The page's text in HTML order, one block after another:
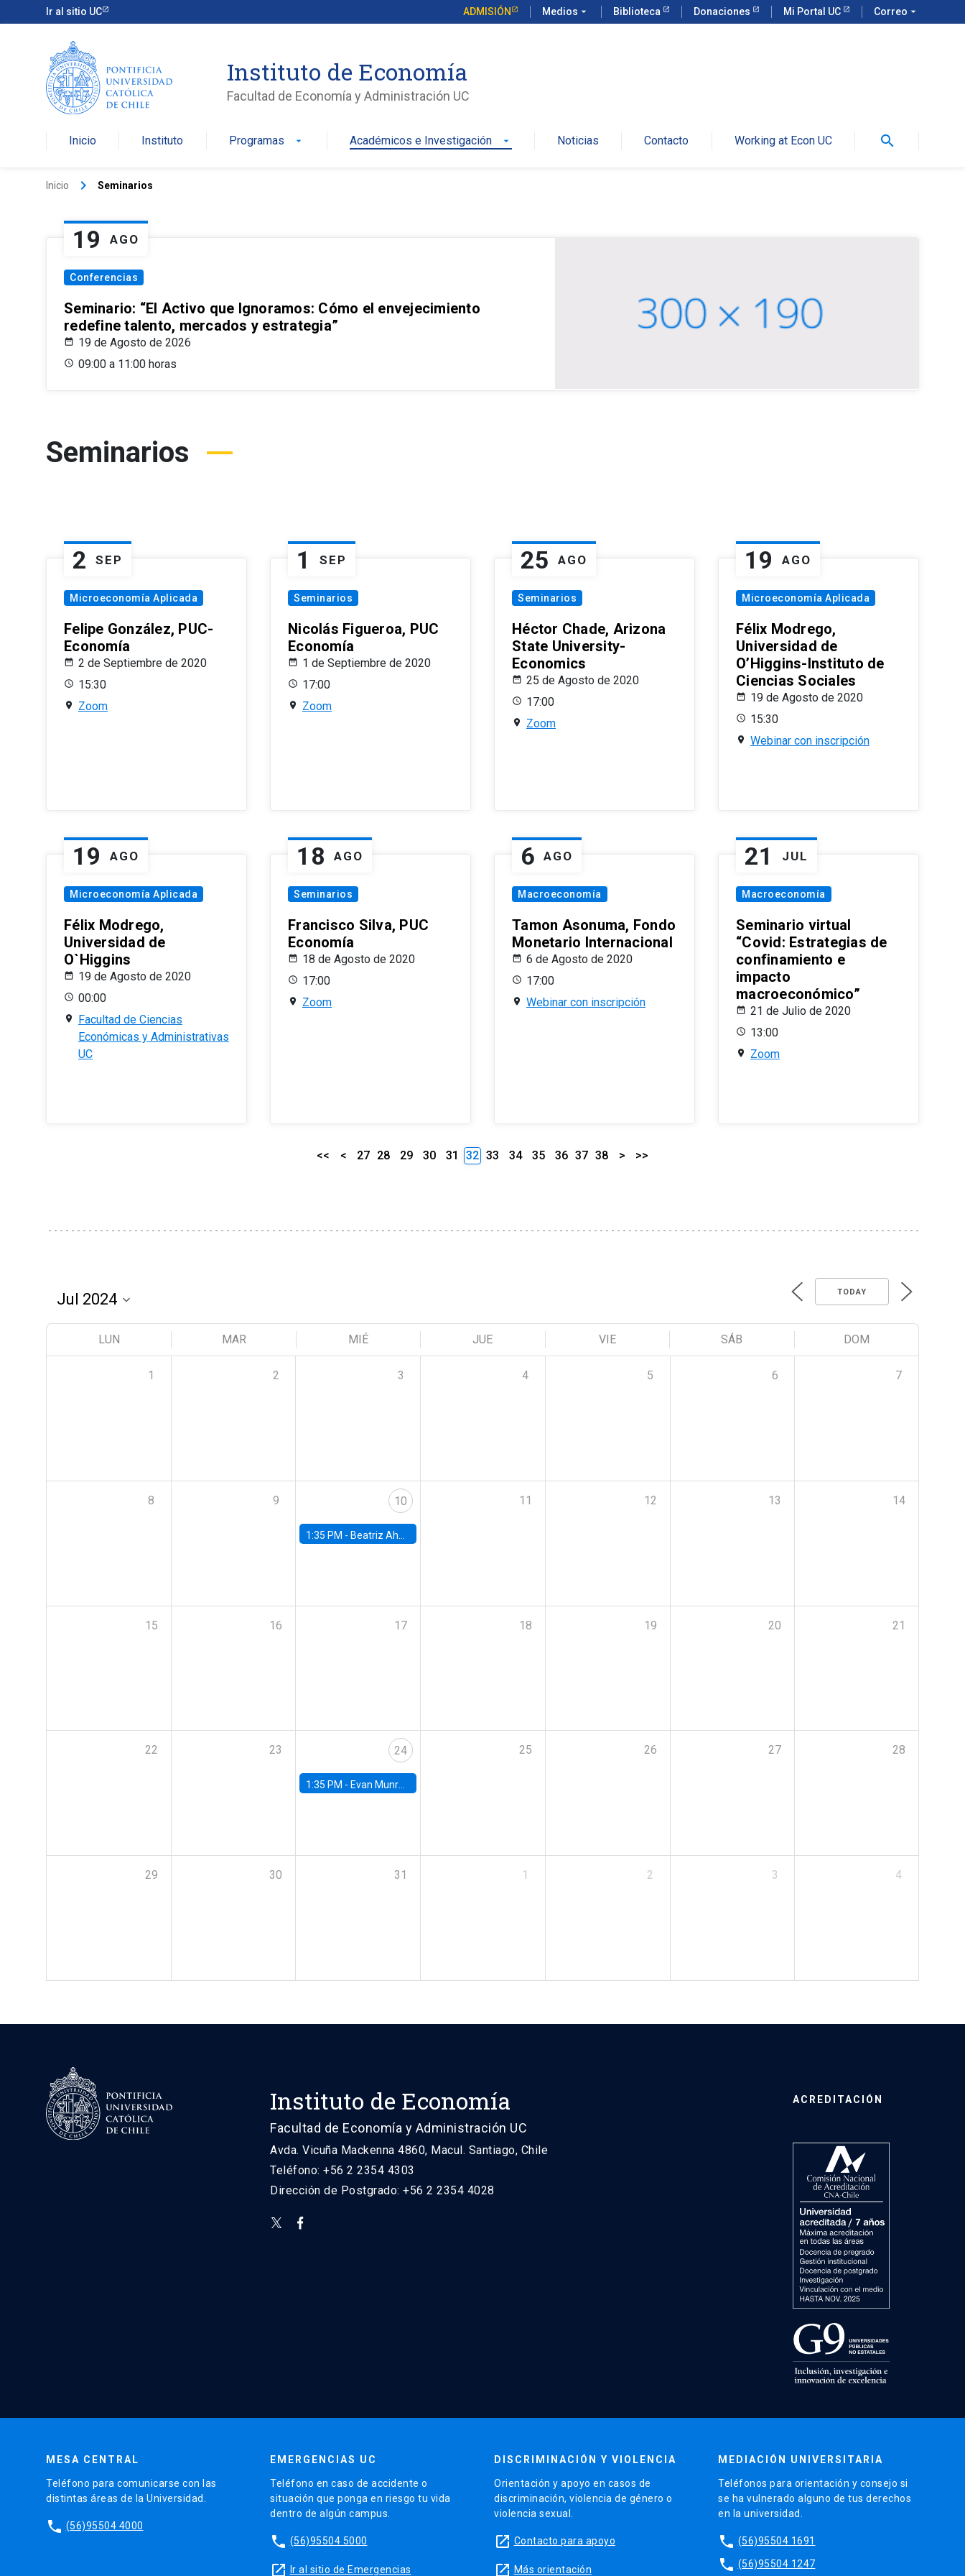
Ir al sitio UC ADMISIÓN Medios arrow_drop_down Biblioteca Donaciones Mi Portal UC Correo arrow_drop_down
Instituto de Economía
Facultad de Economía y Administración UC
Inicio Instituto Programas arrow_drop_down Académicos e Investigación arrow_drop_down Noticias Contacto Working at Econ UC search
Inicio keyboard_arrow_right Seminarios
19 AGO
Conferencias
Seminario: “El Activo que Ignoramos: Cómo el envejecimiento
redefine talento, mercados y estrategia”
19 de Agosto de 2026
09:00 a 11:00 horas
Seminarios
2 SEP
Microeconomía Aplicada
Felipe González, PUC-
Economía
2 de Septiembre de 2020
15:30
Zoom
1 SEP
Seminarios
Nicolás Figueroa, PUC
Economía
1 de Septiembre de 2020
17:00
Zoom
25 AGO
Seminarios
Héctor Chade, Arizona
State University-
Economics
25 de Agosto de 2020
17:00
Zoom
19 AGO
Microeconomía Aplicada
Félix Modrego,
Universidad de
O’Higgins-Instituto de
Ciencias Sociales
19 de Agosto de 2020
15:30
Webinar con inscripción
19 AGO
Microeconomía Aplicada
Félix Modrego,
Universidad de
O`Higgins
19 de Agosto de 2020
00:00
Facultad de Ciencias
Económicas y Administrativas
UC
18 AGO
Seminarios
Francisco Silva, PUC
Economía
18 de Agosto de 2020
17:00
Zoom
6 AGO
Macroeconomía
Tamon Asonuma, Fondo
Monetario Internacional
6 de Agosto de 2020
17:00
Webinar con inscripción
21 JUL
Macroeconomía
Seminario virtual
“Covid: Estrategias de
confinamiento e
impacto
macroeconómico”
21 de Julio de 2020
13:00
Zoom
<< < 27 28 29 30 31 32 33 34 35 36 37 38 > >>
TODAY
LUN MAR MIÉ JUE VIE SÁB DOM
1 2 3 4 5 6 7
8 9 10
1:35 PM - Beatriz Ahumada, PhD candidate, Universidad de Pittsburgh
11 12 13 14
15 16 17 18 19 20 21
22 23 24
1:35 PM - Evan Munro, Neyman Visiting Assistant Professor in the Department of Statistics at UC Berkeley
25 26 27 28
29 30 31 1 2 3 4
Instituto de Economía
Facultad de Economía y Administración UC
Avda. Vicuña Mackenna 4860, Macul. Santiago, Chile
Teléfono: +56 2 2354 4303
Dirección de Postgrado: +56 2 2354 4028
ACREDITACIÓN
MESA CENTRAL
Teléfono para comunicarse con las
distintas áreas de la Universidad.
phone (56)95504 4000
EMERGENCIAS UC
Teléfono en caso de accidente o
situación que ponga en riesgo tu vida
dentro de algún campus.
phone (56)95504 5000
launch Ir al sitio de Emergencias
DISCRIMINACIÓN Y VIOLENCIA
Orientación y apoyo en casos de
discriminación, violencia de género o
violencia sexual.
launch Contacto para apoyo
launch Más orientación
MEDIACIÓN UNIVERSITARIA
Teléfonos para orientación y consejo si
se ha vulnerado alguno de tus derechos
en la universidad.
phone (56)95504 1691
phone (56)95504 1247